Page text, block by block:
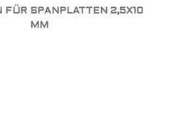
FÜR SPANPLATTEN 2,5X10
MM